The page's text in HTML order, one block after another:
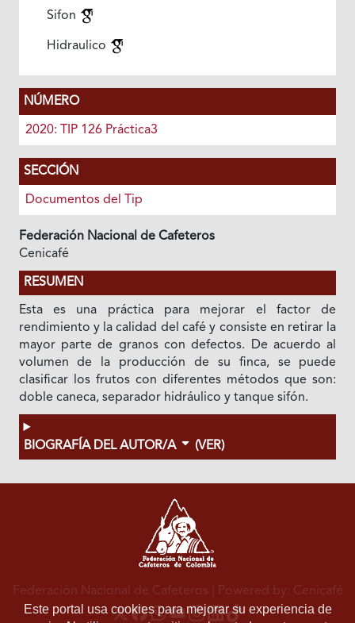
Sifon
Hidraulico
NÚMERO
2020: TIP 126 Práctica3
SECCIÓN
Documentos del Tip
Federación Nacional de Cafeteros
Cenicafé
RESUMEN
Esta es una práctica para mejorar el factor de
rendimiento y la calidad del café y consiste en retirar la
mayor parte de granos con defectos. De acuerdo al
volumen de la producción de su finca, se puede
clasificar los frutos con diferentes métodos que son:
doble caneca, separador hidráulico y tanque sifón.
BIOGRAFÍA DEL AUTOR/A (VER)
Este portal usa cookies para mejorar su experiencia de
Federación Nacional de Cafeteros | Powered by: Cenicafé